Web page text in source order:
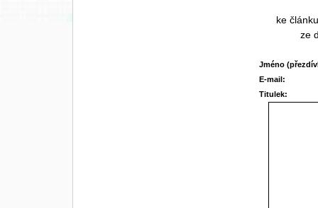
ke
ze
Jméno
E-mail:
Titulek: